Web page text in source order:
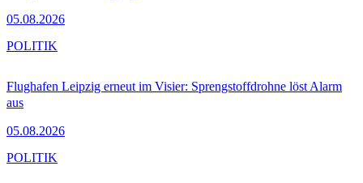
05.08.2026
Flughafen Leipzig erneut im Visier: Sprengstoffdrohne löst Alarm
aus
05.08.2026
POLITIK
POLITIK